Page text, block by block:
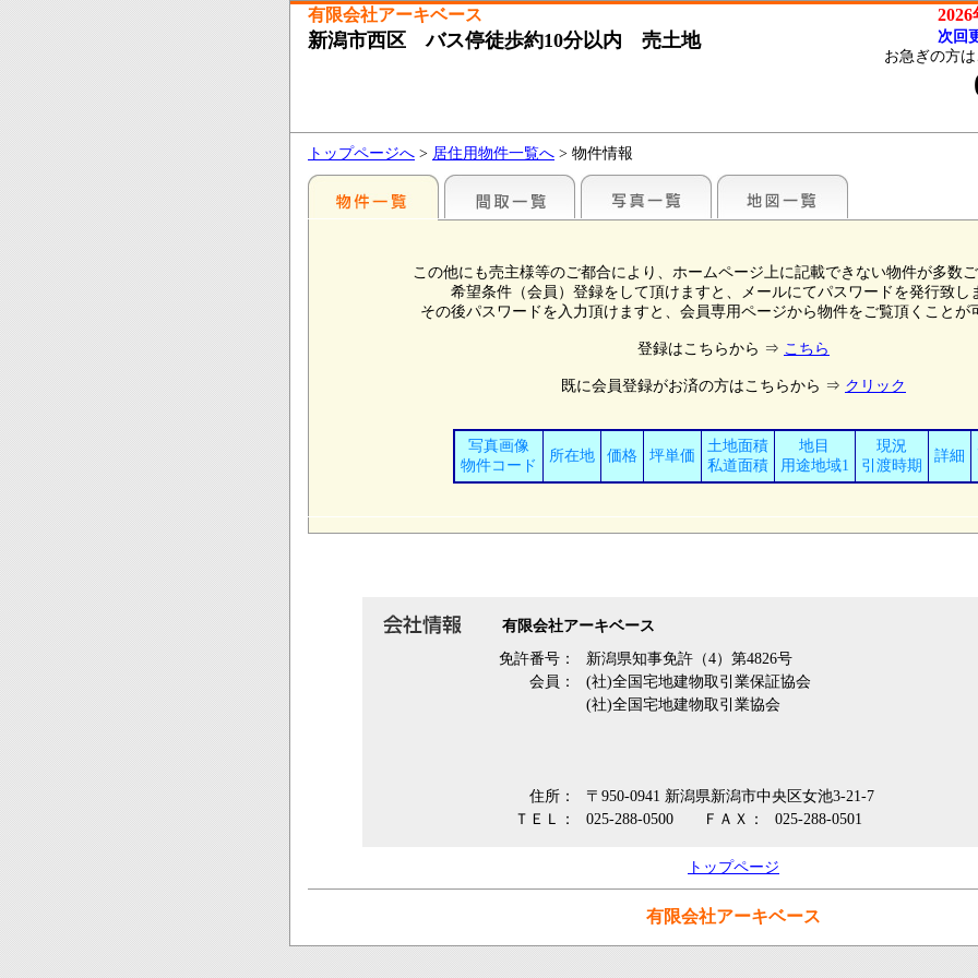
次回
有限会社アーキベース
新潟市西区 バス停徒歩約10分以内 売土地
お急ぎの方
トップページへ > 居住用物件一覧へ > 物件情報
この他にも売主様等のご都合により、ホームページ上に記載できない物件が多数ご
希望条件（会員）登録をして頂けますと、メールにてパスワードを発行致し
その後パスワードを入力頂けますと、会員専用ページから物件をご覧頂くことが
登録はこちらから ⇒ こちら
既に会員登録がお済の方はこちらから ⇒ クリック
写真画像
物件コード
所在地 価格 坪単価
土地面積
私道面積
地目
用途地域1
現況
引渡時期
詳細
有限会社アーキベース
免許番号：
新潟県知事免許（4）第4826号
会員：
(社)全国宅地建物取引業保証協会
(社)全国宅地建物取引業協会
住所：
〒950-0941 新潟県新潟市中央区女池3-21-7
ＴＥＬ：
025-288-0500 ＦＡＸ： 025-288-0501
トップページ
有限会社アーキベース